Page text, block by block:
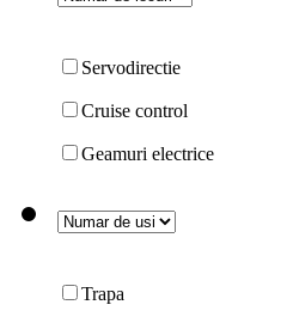
Servodirectie
Cruise control
Geamuri electrice
Trapa